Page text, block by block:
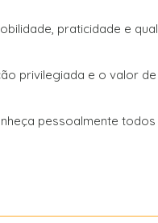
praticidade e
privilegiada e o valor
pessoalmente